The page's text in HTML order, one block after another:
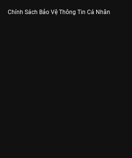
Chính Sách Bảo Vệ Thông Tin Cá Nhân